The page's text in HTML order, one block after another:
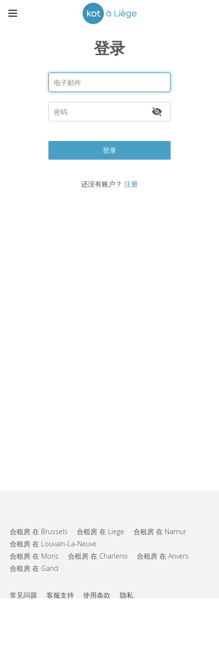
登录
登录
还没有账户？ 注册
合租房 在 Brussels 合租房 在 Liege
合租房 在 Namur
合租房 在 Louvain-La-Neuve
合租房 在 Mons
合租房 在 Charleroi
合租房 在 Anvers
合租房 在 Gand
常见问题 客服支持 使用条款 隐私